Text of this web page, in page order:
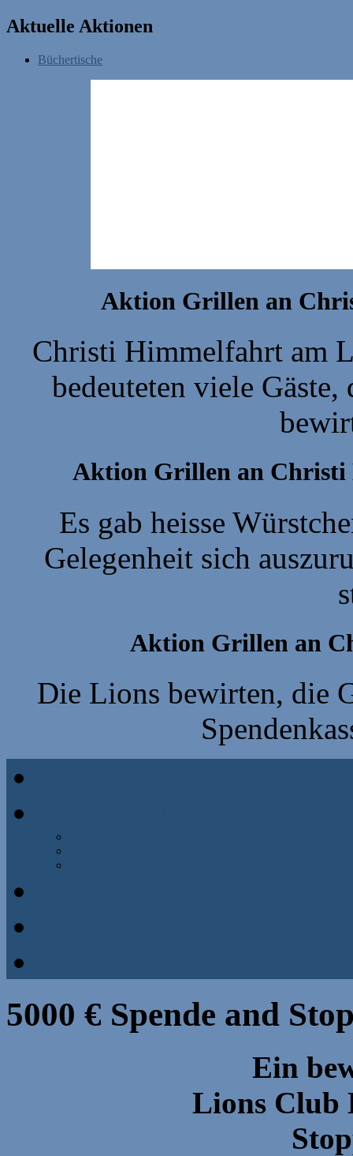
Aktuelle Aktionen
Büchertische
Aktion Grillen an
Christi Himmelfahrt am
bedeuteten viele
Aktion Grillen an Christi
Es gab heisse
Gelegenheit sich
Aktion Grillen an
Die Lions bewirten, die
5000 € Spende and
Ein
Lions Club